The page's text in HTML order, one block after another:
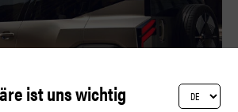
ist uns wichtig